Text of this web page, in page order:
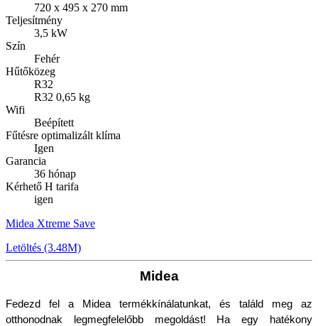
720 x 495 x 270 mm
Teljesítmény
3,5 kW
Szín
Fehér
Hűtőközeg
R32
R32 0,65 kg
Wifi
Beépített
Fűtésre optimalizált klíma
Igen
Garancia
36 hónap
Kérhető H tarifa
igen
Midea Xtreme Save
Letöltés (3.48M)
Midea
Fedezd fel a Midea termékkínálatunkat, és találd meg az
otthonodnak legmegfelelőbb megoldást! Ha egy hatékony